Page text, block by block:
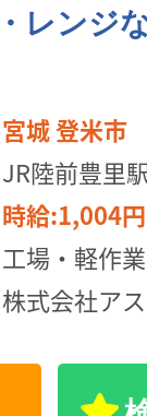
レンジ
宮城 登米市
JR陸前豊里
時給:1,004
工場・軽作業
株式会社ア